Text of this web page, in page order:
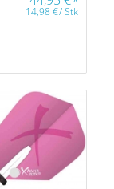
14,98€/Stk